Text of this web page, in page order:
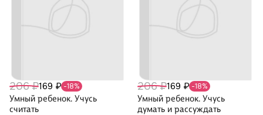
206 ₽169 ₽ -18%
Умный ребенок. Учусь
считать
206 ₽169 ₽ -18%
Умный ребенок. Учусь
думать и рассуждать